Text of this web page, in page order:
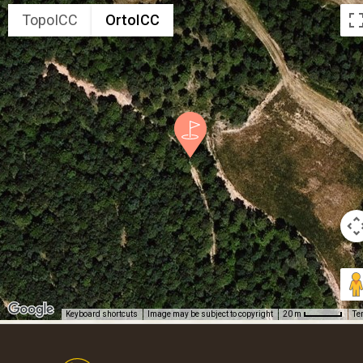
TopoICC OrtoICC
Keyboard shortcuts Image may be subject to copyright 20 m